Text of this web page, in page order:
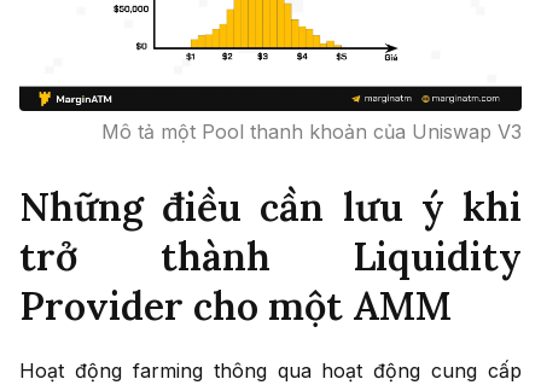
Mô tả một Pool thanh khoản của Uniswap V3
Những điều cần lưu ý khi
trở thành Liquidity
Provider cho một AMM
Hoạt động farming thông qua hoạt động cung cấp